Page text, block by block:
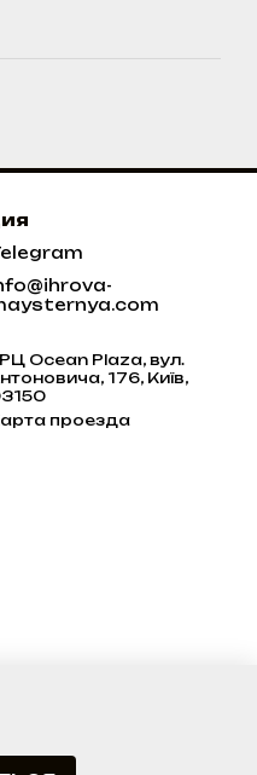
Plaza, вул.
176, Київ,
проезда